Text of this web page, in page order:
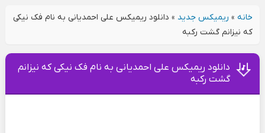
خانه» ریمیکس جدید » دانلود ریمیکس علی احمدیانی به نام فک نیکی
که نیزانم گشت رکبه
دانلود ریمیکس علی احمدیانی به نام فک نیکی که نیزانم
گشت رکبه